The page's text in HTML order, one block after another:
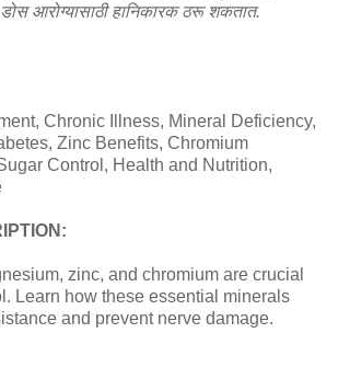
आरोग्यासाठी हानिकारक ठरू शकतात.
Chronic Illness, Mineral Deficiency,
Zinc Benefits, Chromium
Control, Health and Nutrition,
zinc, and chromium are crucial
Learn how these essential minerals
and prevent nerve damage.